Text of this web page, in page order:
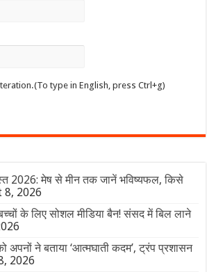
type in English, press Ctrl+g)
2026: मेष से मीन तक जानें भविष्यफल, किसे
8, 2026
के लिए सोशल मीडिया बैन! संसद में बिल लाने
अपनों ने बताया ‘आत्मघाती कदम’, ट्रंप प्रशासन
2026